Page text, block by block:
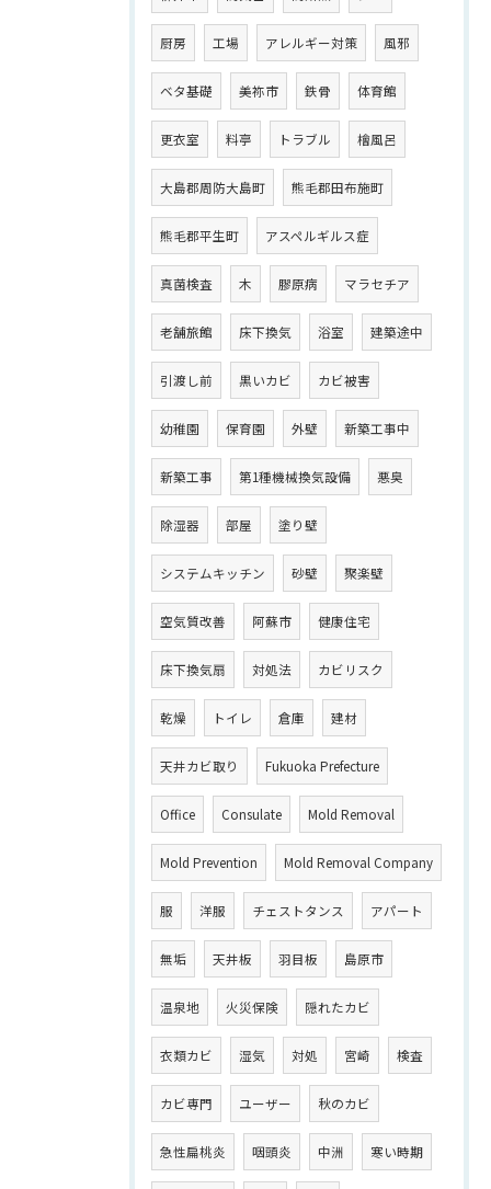
厨房 工場 アレルギー対策 風邪
ベタ基礎 美祢市 鉄骨 体育館
更衣室 料亭 トラブル 檜風呂
大島郡周防大島町 熊毛郡田布施町
熊毛郡平生町 アスペルギルス症
真菌検査 木 膠原病 マラセチア
老舗旅館 床下換気 浴室 建築途中
引渡し前 黒いカビ カビ被害
幼稚園 保育園 外壁 新築工事中
新築工事 第1種機械換気設備 悪臭
除湿器 部屋 塗り壁
システムキッチン 砂壁 聚楽壁
空気質改善 阿蘇市 健康住宅
床下換気扇 対処法 カビリスク
乾燥 トイレ 倉庫 建材
天井カビ取り Fukuoka Prefecture
Office Consulate Mold Removal
Mold Prevention Mold Removal Company
服 洋服 チェストタンス アパート
無垢 天井板 羽目板 島原市
温泉地 火災保険 隠れたカビ
衣類カビ 湿気 対処 宮崎 検査
カビ専門 ユーザー 秋のカビ
急性扁桃炎 咽頭炎 中洲 寒い時期